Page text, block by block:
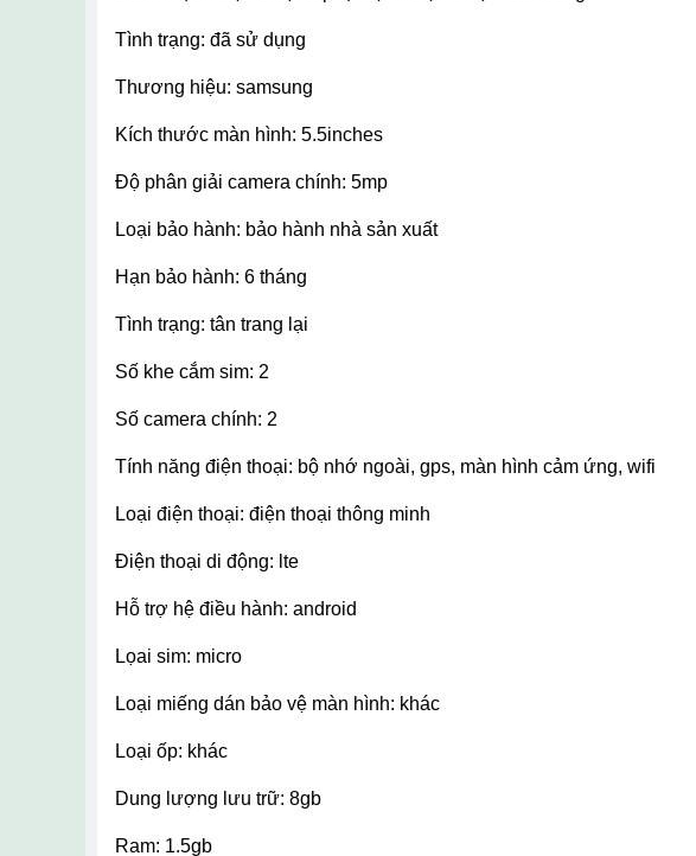
tình trạng: đã sử dụng
thương hiệu: samsung
kích thước màn hình: 5.5inches
độ phân giải camera chính: 5mp
loại bảo hành: bảo hành nhà sản xuất
hạn bảo hành: 6 tháng
tình trạng: tân trang lại
số khe cắm sim: 2
số camera chính: 2
tính năng điện thoại: bộ nhớ ngoài, gps, màn hình cảm ứng, wifi
loại điện thoại: điện thoại thông minh
điện thoại di động: lte
hỗ trợ hệ điều hành: android
lọai sim: micro
loại miếng dán bảo vệ màn hình: khác
loại ốp: khác
dung lượng lưu trữ: 8gb
ram: 1.5gb